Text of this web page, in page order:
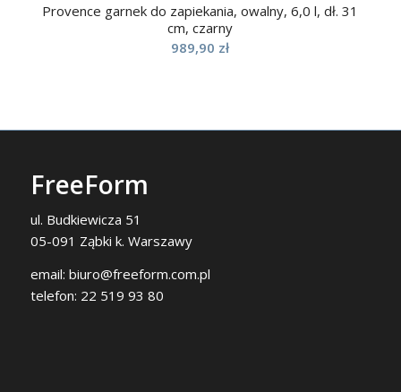
Provence garnek do zapiekania, owalny, 6,0 l, dł. 31
cm, czarny
989,90 zł
FreeForm
ul. Budkiewicza 51
05-091 Ząbki k. Warszawy
email: biuro@freeform.com.pl
telefon: 22 519 93 80